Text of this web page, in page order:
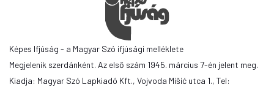
Képes Ifjúság - a Magyar Szó ifjúsági melléklete
Megjelenik szerdánként. Az első szám 1945. március 7-én jelent meg.
Kiadja: Magyar Szó Lapkiadó Kft., Vojvoda Mišić utca 1., Tel: